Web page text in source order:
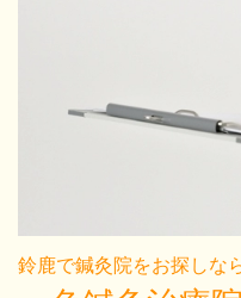
鈴鹿で鍼灸院をお探しな